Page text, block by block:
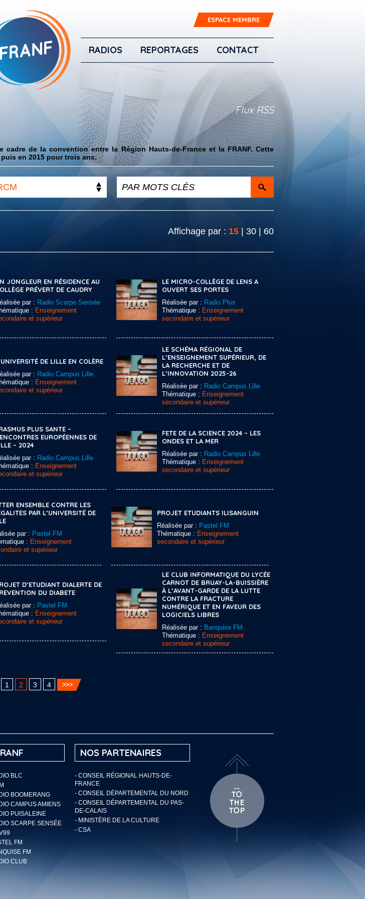
ESPACE MEMBRE
RADIOS REPORTAGES CONTACT
Flux RSS
de la convention entre la Région Hauts-de-France et la FRANF. Cette
en 2015 pour trois ans.
Affichage par : 15 30 60
JONGLEUR EN RÉSIDENCE AU
PRÉVERT DE CAUDRY
par : Radio Scarpe Sensée
: Enseignement
et supérieur
LE MICRO-COLLÈGE DE LENS A
OUVERT SES PORTES
Réalisée par : Radio Plus
Thématique : Enseignement
secondaire et supérieur
DE LILLE EN COLÈRE
par : Radio Campus Lille
: Enseignement
et supérieur
LE SCHÉMA RÉGIONAL DE
L’ENSEIGNEMENT SUPÉRIEUR, DE
LA RECHERCHE ET DE
L’INNOVATION 2025-26
Réalisée par : Radio Campus Lille
Thématique : Enseignement
secondaire et supérieur
PLUS SANTE –
EUROPÉENNES DE
– 2024
par : Radio Campus Lille
: Enseignement
et supérieur
FETE DE LA SCIENCE 2024 – LES
ONDES ET LA MER
Réalisée par : Radio Campus Lille
Thématique : Enseignement
secondaire et supérieur
ENSEMBLE CONTRE LES
PAR L’UNIVERSITÉ DE
par : Pastel FM
: Enseignement
et supérieur
PROJET ETUDIANTS ILISANGUIN
Réalisée par : Pastel FM
Thématique : Enseignement
secondaire et supérieur
D’ETUDIANT DIALERTE DE
DU DIABETE
par : Pastel FM
: Enseignement
et supérieur
LE CLUB INFORMATIQUE DU LYCÉE
CARNOT DE BRUAY-LA-BUISSIÈRE
À L’AVANT-GARDE DE LA LUTTE
CONTRE LA FRACTURE
NUMÉRIQUE ET EN FAVEUR DES
LOGICIELS LIBRES
Réalisée par : Banquise FM
Thématique : Enseignement
secondaire et supérieur
1 2 3 4
BLC
BOOMERANG
CAMPUS AMIENS
PUISALEINE
SCARPE SENSÉE
FM
FM
CLUB
NOS PARTENAIRES
- CONSEIL RÉGIONAL HAUTS-DE-
FRANCE
- CONSEIL DÉPARTEMENTAL DU NORD
- CONSEIL DÉPARTEMENTAL DU PAS-
DE-CALAIS
- MINISTÈRE DE LA CULTURE
- CSA